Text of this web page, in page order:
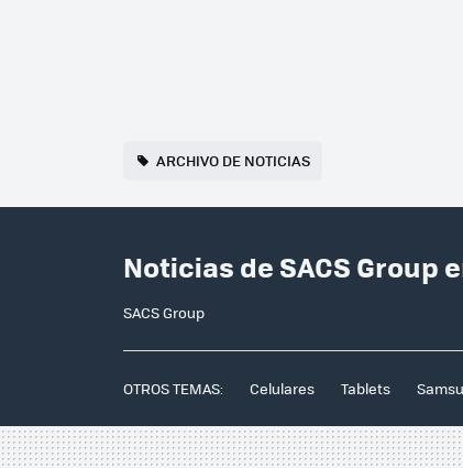
ARCHIVO DE NOTICIAS
Noticias de SACS Group
SACS Group
OTROS TEMAS: Celulares Tablets